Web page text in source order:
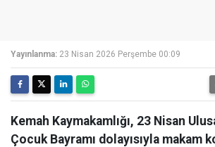
Yayınlanma: 23 Nisan 2026 Perşembe 00:09
Kemah Kaymakamlığı, 23 Nisan
Çocuk Bayramı dolayısıyla makam